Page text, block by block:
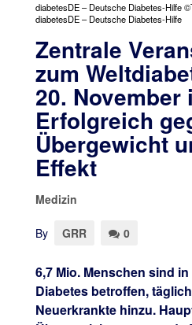
diabetesDE – Deutsche Diabetes-Hilfe
diabetesDE – Deutsche Diabetes-Hilfe
Zentrale
zum
20. November
Erfolgreich
Übergewicht
Effekt
Medizin
By GRR 0
6,7 Mio. Menschen sind
Diabetes betroffen,
Neuerkrankte hinzu.